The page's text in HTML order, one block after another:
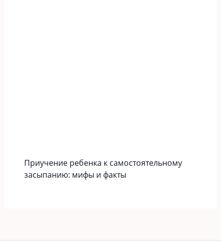
Приучение ребенка к самостоятельному
засыпанию: мифы и факты